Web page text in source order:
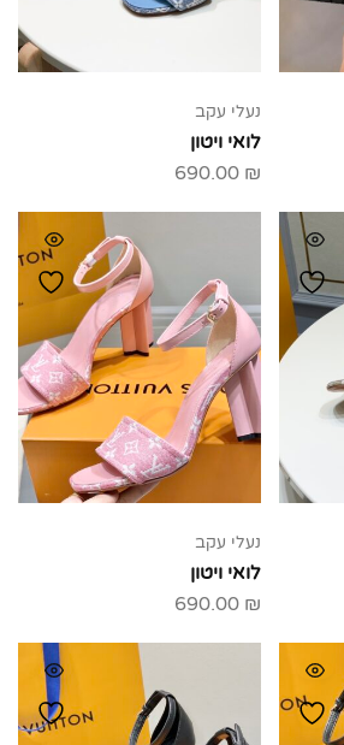
נעלי עקב
לואי ויטון
690.00 ₪
נעלי עקב
לואי ויטון
690.00 ₪